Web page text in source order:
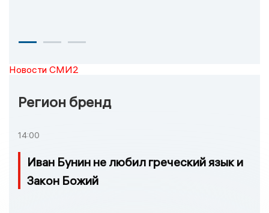
Новости СМИ2
Регион бренд
14:00
Иван Бунин не любил греческий язык и
Закон Божий